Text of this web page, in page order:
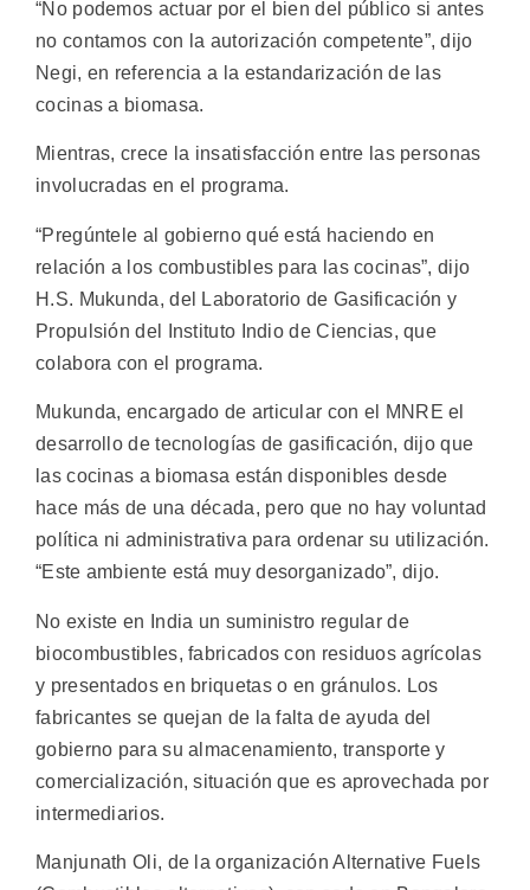
“No podemos actuar por el bien del público si antes
no contamos con la autorización competente”, dijo
Negi, en referencia a la estandarización de las
cocinas a biomasa.
Mientras, crece la insatisfacción entre las personas
involucradas en el programa.
“Pregúntele al gobierno qué está haciendo en
relación a los combustibles para las cocinas”, dijo
H.S. Mukunda, del Laboratorio de Gasificación y
Propulsión del Instituto Indio de Ciencias, que
colabora con el programa.
Mukunda, encargado de articular con el MNRE el
desarrollo de tecnologías de gasificación, dijo que
las cocinas a biomasa están disponibles desde
hace más de una década, pero que no hay voluntad
política ni administrativa para ordenar su utilización.
“Este ambiente está muy desorganizado”, dijo.
No existe en India un suministro regular de
biocombustibles, fabricados con residuos agrícolas
y presentados en briquetas o en gránulos. Los
fabricantes se quejan de la falta de ayuda del
gobierno para su almacenamiento, transporte y
comercialización, situación que es aprovechada por
intermediarios.
Manjunath Oli, de la organización Alternative Fuels